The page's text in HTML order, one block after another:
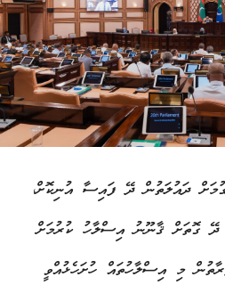
ދައުލަތުން ދޭ ފައިސާ އުނިކޮށް،
ދޭ ގޮތަށް ޤާނޫނު އިސްލާހު ކުރުމަށް
މި އިސްލާހުތައް ހުށަހެޅުއްވީ